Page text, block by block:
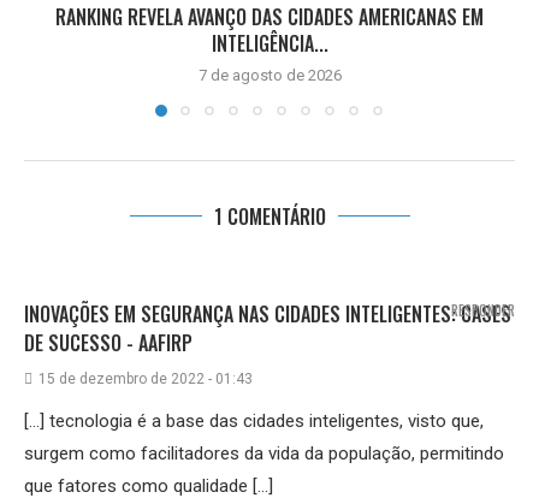
RANKING REVELA AVANÇO DAS CIDADES AMERICANAS EM
INTELIGÊNCIA...
7 de agosto de 2026
1 COMENTÁRIO
INOVAÇÕES EM SEGURANÇA NAS CIDADES INTELIGENTES: CASES
DE SUCESSO - AAFIRP
15 de dezembro de 2022 - 01:43
[…] tecnologia é a base das cidades inteligentes, visto que,
surgem como facilitadores da vida da população, permitindo
que fatores como qualidade […]
RESPONDER